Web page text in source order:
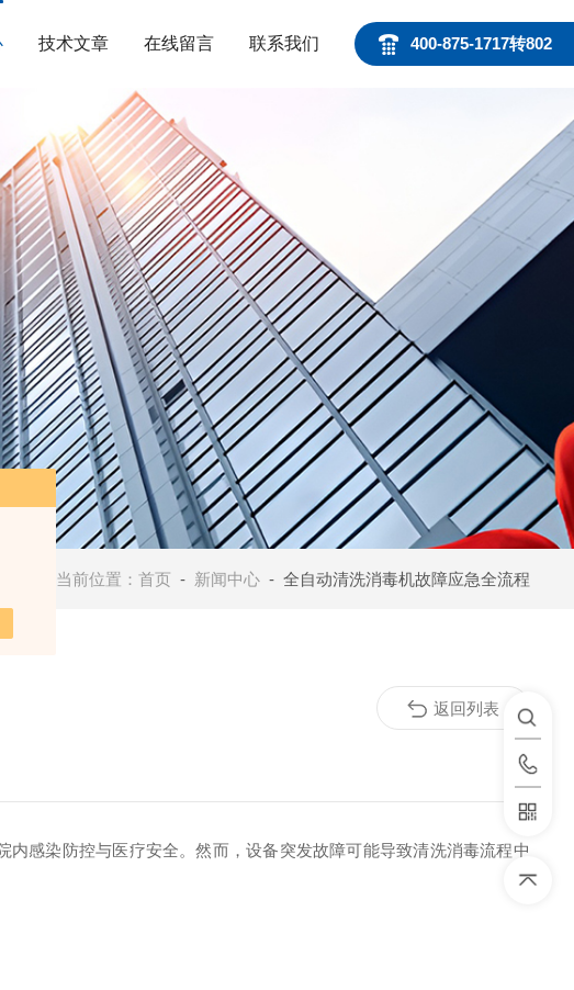
400-875-1717转802
技术文章 在线留言 联系我们
当前位置： 首页 - 新闻中心- 全自动清洗消毒机故障应急全流程
感染防控与医疗安全。然而，设备突发故障可能导致清洗消毒流程中
返回列表